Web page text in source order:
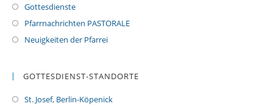
Gottesdienste
Pfarrnachrichten PASTORALE
Neuigkeiten der Pfarrei
GOTTESDIENST-STANDORTE
St. Josef, Berlin-Köpenick